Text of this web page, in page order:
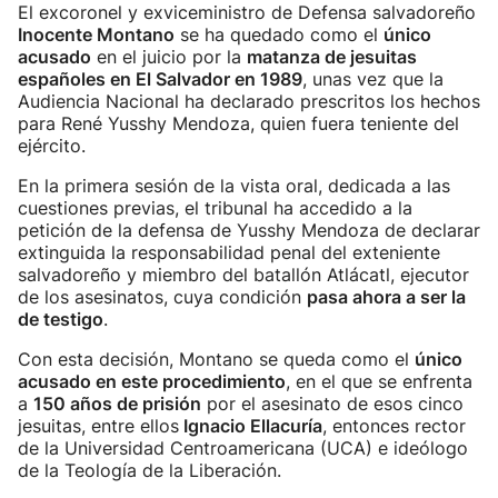
El excoronel y exviceministro de Defensa salvadoreño
Inocente Montano se ha quedado como el único
acusado en el juicio por la matanza de jesuitas
españoles en El Salvador en 1989, unas vez que la
Audiencia Nacional ha declarado prescritos los hechos
para René Yusshy Mendoza, quien fuera teniente del
ejército.
En la primera sesión de la vista oral, dedicada a las
cuestiones previas, el tribunal ha accedido a la
petición de la defensa de Yusshy Mendoza de declarar
extinguida la responsabilidad penal del exteniente
salvadoreño y miembro del batallón Atlácatl, ejecutor
de los asesinatos, cuya condición pasa ahora a ser la
de testigo.
Con esta decisión, Montano se queda como el único
acusado en este procedimiento, en el que se enfrenta
a 150 años de prisión por el asesinato de esos cinco
jesuitas, entre ellos Ignacio Ellacuría, entonces rector
de la Universidad Centroamericana (UCA) e ideólogo
de la Teología de la Liberación.